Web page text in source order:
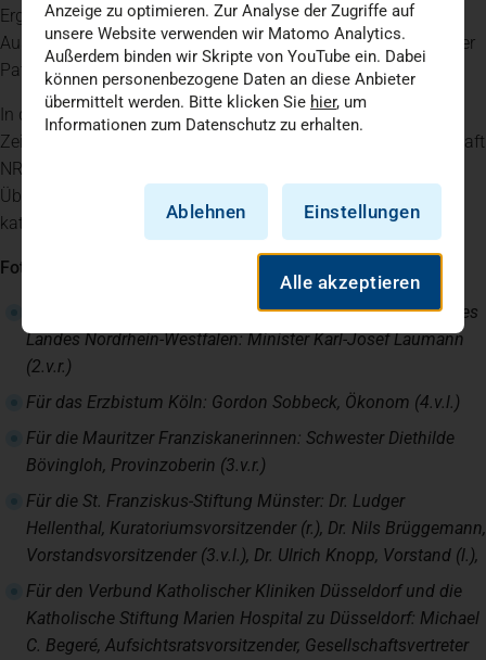
Ergänzung, die einen weiteren langfristigen, gemeinsamen
Ausbau der regionalen Gesundheitsversorgung zum Wohle der
Patientinnen und Patienten sichert.“
In diesen für das Gesundheitswesen sehr herausfordernden
Zeiten stärkt die neue Partnerschaft die Krankenhauslandschaft
NRW signifikant – darin waren sich alle Beteiligten bei der
Übergabe des symbolischen Staffelstabs im Maxhaus, dem
katholischen Stadthaus in Düsseldorf, einig.
Foto:
Für das Ministerium für Arbeit, Gesundheit und Soziales des
Landes Nordrhein-Westfalen: MinisterKarl-Josef Laumann
(2.v.r.)
Für das Erzbistum Köln: Gordon Sobbeck, Ökonom (4.v.l.)
Für die Mauritzer Franziskanerinnen: Schwester Diethilde
Bövingloh, Provinzoberin (3.v.r.)
Für die St. Franziskus-Stiftung Münster: Dr. Ludger
Hellenthal, Kuratoriumsvorsitzender (r.), Dr. Nils Brüggemann,
Vorstandsvorsitzender (3.v.l.), Dr. Ulrich Knopp, Vorstand (l.),
Für den Verbund Katholischer Kliniken Düsseldorf und die
Katholische Stiftung Marien Hospital zu Düsseldorf: Michael
C. Begeré, Aufsichtsratsvorsitzender, Gesellschaftsvertreter
Anzeige zu optimieren. Zur Analyse der Zugriffe auf
unsere Website verwenden wir Matomo Analytics.
Außerdem binden wir Skripte von YouTube ein. Dabei
können personenbezogene Daten an diese Anbieter
übermittelt werden. Bitte klicken Sie hier, um
Informationen zum Datenschutz zu erhalten.
Ablehnen Einstellungen
Alle akzeptieren